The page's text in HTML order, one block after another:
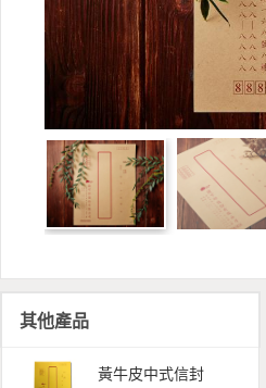
其他產品
黃牛皮中式信封